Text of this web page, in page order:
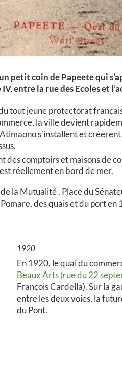
petit coin de Papeete qui
entre la rue des Ecoles et
tout jeune protectorat
la ville devient
s’installent et
des comptoirs et maisons de
réellement en bord de mer.
la Mutualité , Place du
des quais et du port en
1920
En 1920, le quai du
Beaux Arts (rue du 22
François Cardella). Sur la
entre les deux voies, la
du Pont.